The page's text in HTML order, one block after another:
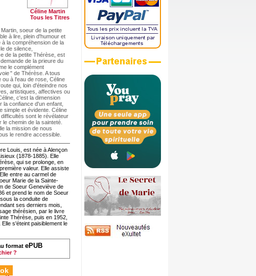
Céline Martin
Tous les Titres
soeur de la petite
à lire, plein d'humour et
à la compréhension de la
de silence,
de la petite Thérèse, est
de la prieure du
le complément
" de Thérèse. A tous
à l'eau de rose, Céline
qui, loin d'éteindre nos
artistiques, affectives ou
c'est la dimension
la confiance d'un enfant,
simple et évidente. Céline
sont le révélateur
chemin de la sainteté.
la mission de nous
le rendre accessible.
Louis, est née à Alençon
(1878-1885). Elle
qui se prolonge, en
valeur. Elle assiste
entre au carmel de
Marie de la Sainte-
de Soeur Geneviève de
et prend le nom de Soeur
la conduite de
ses derniers mois,
thérésien, par le livre
Thérèse, puis en 1952,
s'éteint paisiblement le
format ePUB
?